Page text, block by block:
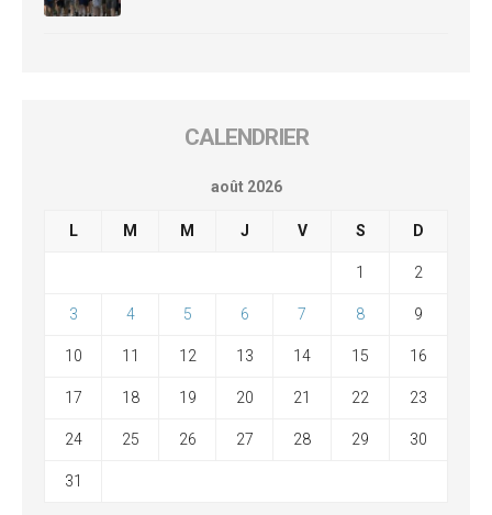
CALENDRIER
août 2026
L M M J V S D
1 2
3 4 5 6 7 8 9
10 11 12 13 14 15 16
17 18 19 20 21 22 23
24 25 26 27 28 29 30
31